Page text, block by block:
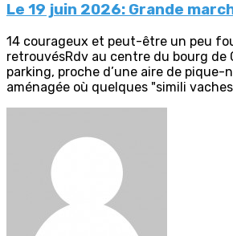
Le 19 juin 2026: Grande
14 courageux et peut-être un peu
retrouvésRdv au centre du bourg de
parking, proche d’une aire de pique-
aménagée où quelques "simili